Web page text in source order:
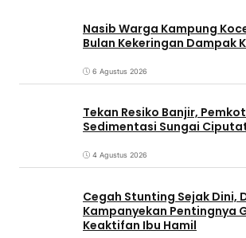
Nasib Warga Kampung
Bulan Kekeringan Dampak
6 Agustus 2026
Tekan Resiko Banjir,
Sedimentasi Sungai
4 Agustus 2026
Cegah Stunting Sejak Dini,
Kampanyekan Pentingnya
Keaktifan Ibu Hamil